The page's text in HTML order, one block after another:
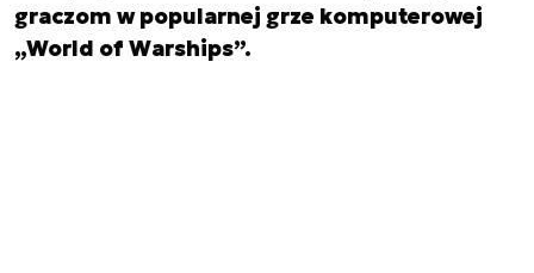
graczom w popularnej grze komputerowej
„World of Warships”.